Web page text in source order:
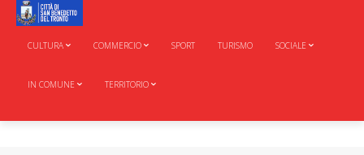
CULTURA COMMERCIO SPORT TURISMO SOCIALE
IN COMUNE TERRITORIO